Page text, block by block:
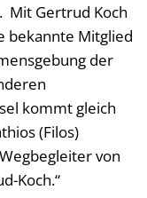
Mit Gertrud Koch
bekannte Mitglied
der
kommt gleich
(Filos)
von
Koch.“